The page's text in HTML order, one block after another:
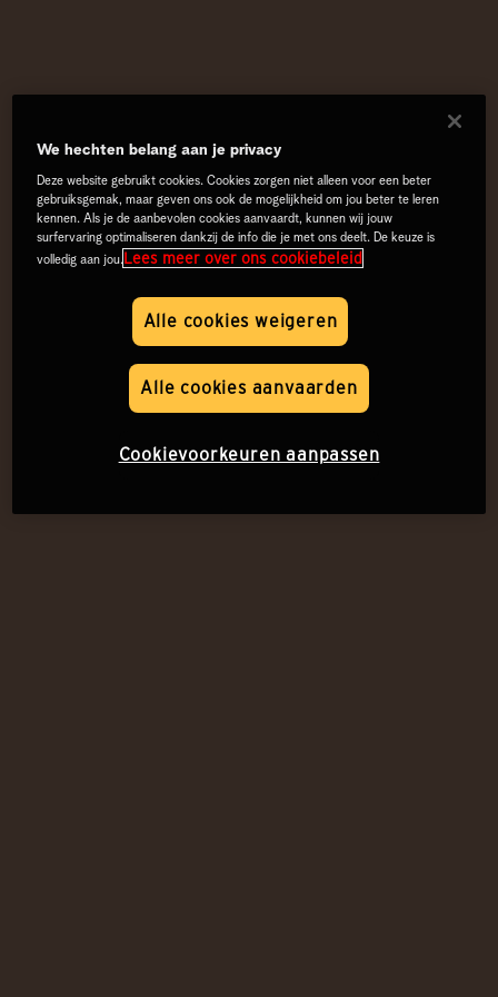
We hechten belang aan je privacy
Deze website gebruikt cookies. Cookies zorgen niet alleen voor een beter
gebruiksgemak, maar geven ons ook de mogelijkheid om jou beter te leren
kennen. Als je de aanbevolen cookies aanvaardt, kunnen wij jouw
surfervaring optimaliseren dankzij de info die je met ons deelt. De keuze is
volledig aan jou.Lees meer over ons cookiebeleid
Alle cookies weigeren
Alle cookies aanvaarden
Cookievoorkeuren aanpassen